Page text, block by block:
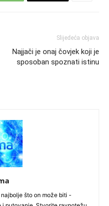
Slijedeća objava
Najjači je onaj čovjek koji je
sposoban spoznati istinu
što on može biti -